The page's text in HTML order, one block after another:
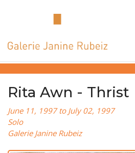
Rita Awn - Thrist
June 11, 1997 to July 02, 1997
Solo
Galerie Janine Rubeiz